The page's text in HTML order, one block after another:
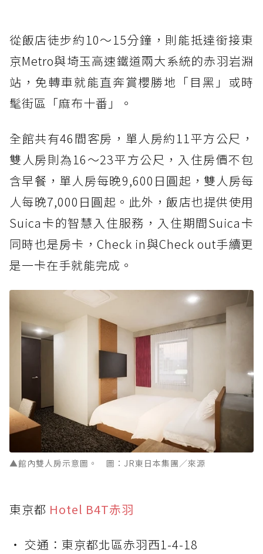
從飯店徒步約10～15分鐘，則能抵達銜接東
京Metro與埼玉高速鐵道兩大系統的赤羽岩淵
站，免轉車就能直奔賞櫻勝地「目黑」或時
髦街區「麻布十番」。
全館共有46間客房，單人房約11平方公尺，
雙人房則為16～23平方公尺，入住房價不包
含早餐，單人房每晚9,600日圓起，雙人房每
人每晚7,000日圓起。此外，飯店也提供使用
Suica卡的智慧入住服務，入住期間Suica卡
同時也是房卡，Check in與Check out手續更
是一卡在手就能完成。
▲館內雙人房示意圖。 圖：JR東日本集團／來源
東京都 Hotel B4T赤羽
‧ 交通：東京都北區赤羽西1-4-18